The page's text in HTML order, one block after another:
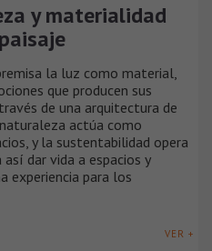
y materialidad
la luz como material,
que producen sus
de una arquitectura de
actúa como
y la sustentabilidad opera
dar vida a espacios y
experiencia para los
VER +